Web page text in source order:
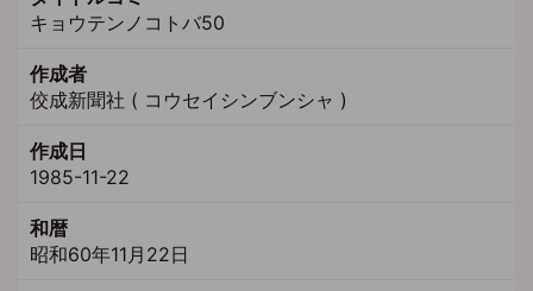
キョウテンノコトバ50
作成者
佼成新聞社 ( コウセイシンブンシャ )
作成日
1985-11-22
和暦
昭和60年11月22日